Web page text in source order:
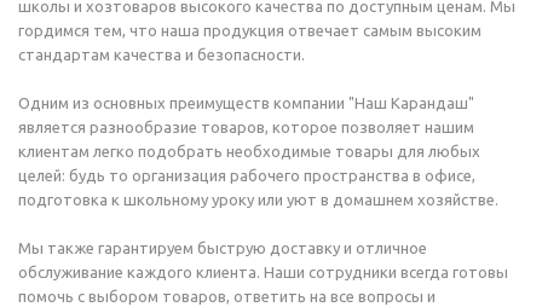
школы и хозтоваров высокого качества по доступным ценам. Мы
гордимся тем, что наша продукция отвечает самым высоким
стандартам качества и безопасности.
Одним из основных преимуществ компании "Наш Карандаш"
является разнообразие товаров, которое позволяет нашим
клиентам легко подобрать необходимые товары для любых
целей: будь то организация рабочего пространства в офисе,
подготовка к школьному уроку или уют в домашнем хозяйстве.
Мы также гарантируем быструю доставку и отличное
обслуживание каждого клиента. Наши сотрудники всегда готовы
помочь с выбором товаров, ответить на все вопросы и